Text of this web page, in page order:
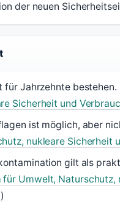
der neuen
für Jahrzehnte bestehen.
Sicherheit und
ist möglich, aber
nukleare Sicherheit
gilt als
für Umwelt, Naturschutz,
)